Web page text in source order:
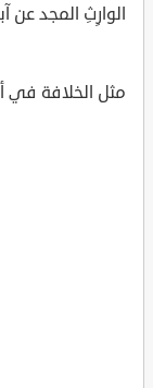
الوارِثِ المجد عن
مثل الخلافة في